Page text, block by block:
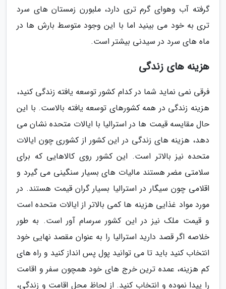
گرفته آب وهوای گرم تری دارد، ملبورن زمستان های سرد
تری به خود می بینید اما با این وجود متوسط بارش ها در
ماه های سرد در سیدنی بیشتر است.
هزینه های زندگی
فرقی نمی نماید شما در کدام کشور توسعه یافته زندگی کنید،
هزینه زندگی در همه کشورهای توسعه یافته بالاست. با این
حال مقایسه قیمت ها در استرالیا با ایالات متحده نشان می
دهد، هزینه های زندگی در این کشور از کشوری چون ایالات
متحده نیز بالاتر است. این کشور روی کالاهایی که برای
سلامتی مضر هستند مالیات های بسیار سنگینی می گیرد و
اقلامی چون سیگار در استرالیا بسیار گران قیمت هستند. در
مورد مواد غذایی هزینه ها کمی بالاتر از ایالات متحده است
و قیمت ملک نیز در این کشور سرسام آور است. به طور
خلاصه اگر قصد دارید استرالیا را به عنوان مقصد نهایی خود
انتخاب کنید باید تا می توانید پول پس انداز کنید و راه های
کم هزینه، عمده ترین خرج های خود همچون سفر و اقامت
را پیدا نموده و انتخاب کنید. از لحاظ محل اقامت و زندگی،